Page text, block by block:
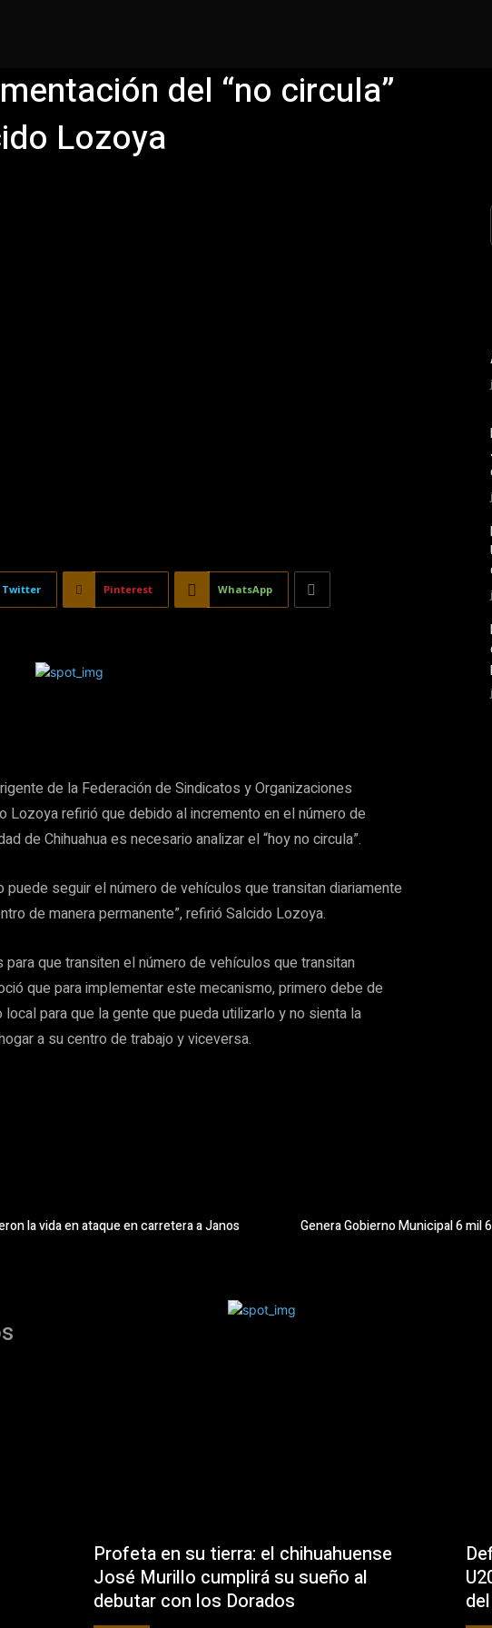
del “no circula”
Lozoya
Twitter Pinterest WhatsApp
de la Federación de Sindicatos y Organizaciones
Lozoya refirió que debido al incremento en el número de
de Chihuahua es necesario analizar el “hoy no circula”.
puede seguir el número de vehículos que transitan diariamente
de manera permanente”, refirió Salcido Lozoya.
que transiten el número de vehículos que transitan
que para implementar este mecanismo, primero debe de
para que la gente que pueda utilizarlo y no sienta la
a su centro de trabajo y viceversa.
la vida en ataque en carretera a Janos
Genera Gobierno Municipal 6 mil
Profeta en su tierra: el chihuahuense
José Murillo cumplirá su sueño al
debutar con los Dorados